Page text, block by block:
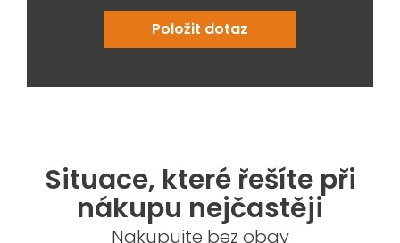
Položit dotaz
Situace, které řešíte při
nákupu nejčastěji
Nakupujte bez obav